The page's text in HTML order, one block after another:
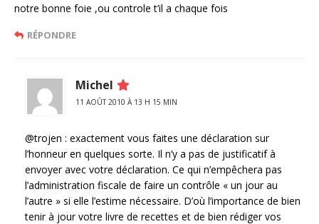
notre bonne foie ,ou controle t’il a chaque fois
RÉPONDRE
Michel
11 AOÛT 2010 À 13 H 15 MIN
@trojen : exactement vous faites une déclaration sur
l’honneur en quelques sorte. Il n’y a pas de justificatif à
envoyer avec votre déclaration. Ce qui n’empêchera pas
l’administration fiscale de faire un contrôle « un jour au
l’autre » si elle l’estime nécessaire. D’où l’importance de bien
tenir à jour votre livre de recettes et de bien rédiger vos